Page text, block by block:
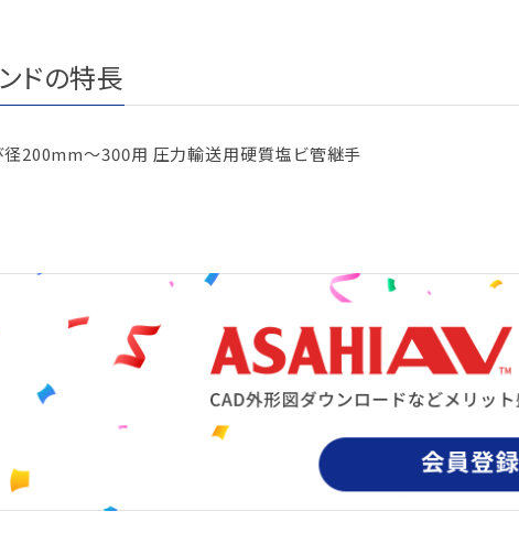
ドの特長
径200mm～300用 圧力輸送用硬質塩ビ管継手